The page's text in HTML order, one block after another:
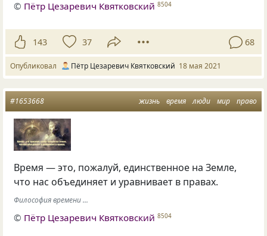
© Пётр Цезаревич Квятковский 8504
143 37 68
Опубликовал Пётр Цезаревич Квятковский 18 мая 2021
жизнь время люди мир право
#1653668
Время — это, пожалуй, единственное на Земле,
что нас объединяет и уравнивает в правах.
Философия времени ...
© Пётр Цезаревич Квятковский 8504